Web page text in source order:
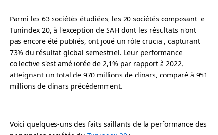
Parmi les 63 sociétés étudiées, les 20 sociétés composant le
Tunindex 20, à l'exception de SAH dont les résultats n'ont
pas encore été publiés, ont joué un rôle crucial, capturant
73% du résultat global semestriel. Leur performance
collective s'est améliorée de 2,1% par rapport à 2022,
atteignant un total de 970 millions de dinars, comparé à 951
millions de dinars précédemment.
Voici quelques-uns des faits saillants de la performance des